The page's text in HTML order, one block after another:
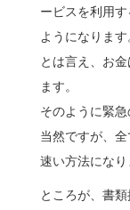
ービスを利用
ようになります
とは言え、お
ます。
そのように緊
当然ですが、
速い方法になり
ところが、書